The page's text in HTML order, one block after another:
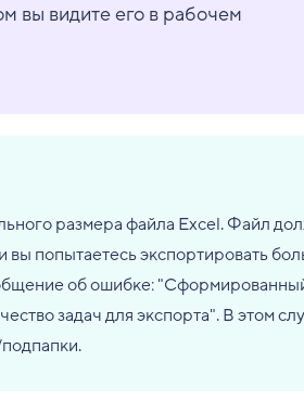
вы видите его в рабочем
размера файла Excel. Файл
попытаетесь экспортировать
об ошибке:
задач для экспорта". В этом